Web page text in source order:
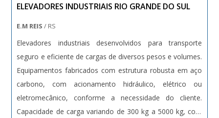
ELEVADORES INDUSTRIAIS RIO GRANDE DO SUL
E.M REIS / RS
Elevadores industriais desenvolvidos para transporte
seguro e eficiente de cargas de diversos pesos e volumes.
Equipamentos fabricados com estrutura robusta em aço
carbono, com acionamento hidráulico, elétrico ou
eletromecânico, conforme a necessidade do cliente.
Capacidade de carga variando de 300 kg a 5000 kg, com